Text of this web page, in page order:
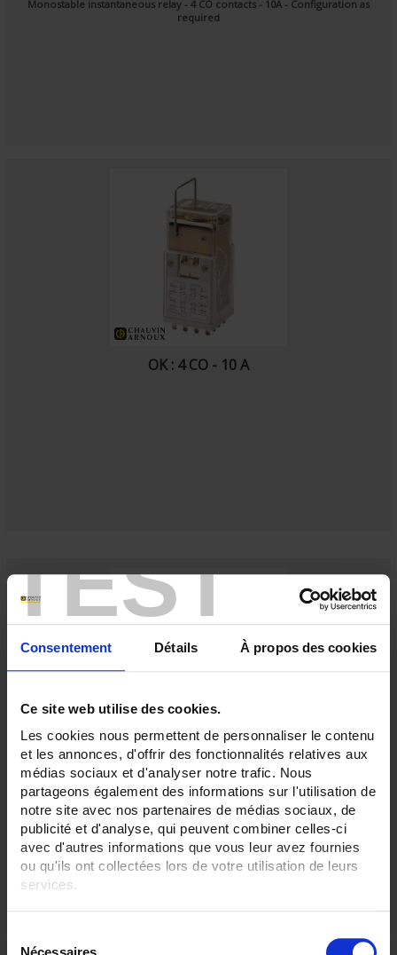
TEST
Consentement Détails À propos des cookies
Ce site web utilise des cookies.
Les cookies nous permettent de personnaliser le contenu
et les annonces, d'offrir des fonctionnalités relatives aux
médias sociaux et d'analyser notre trafic. Nous
partageons également des informations sur l'utilisation de
notre site avec nos partenaires de médias sociaux, de
publicité et d'analyse, qui peuvent combiner celles-ci
avec d'autres informations que vous leur avez fournies
ou qu'ils ont collectées lors de votre utilisation de leurs
services.
Monostable instantaneous relay - 4 CO contacts - 10A - Configuration as
required
OK : 4 CO - 10 A
F-OKB
Monostable instantaneous relay - 4 double-break contacts